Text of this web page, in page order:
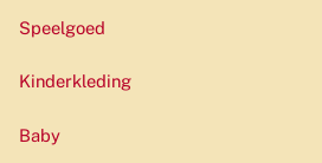
Speelgoed
Kinderkleding
Baby